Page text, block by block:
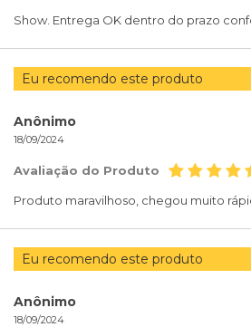
Show. Entrega OK dentro do prazo
Eu recomendo este produto
Anônimo
18/09/2024
Avaliação do Produto
Produto maravilhoso, chegou muito
Eu recomendo este produto
Anônimo
18/09/2024